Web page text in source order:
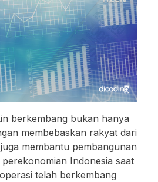
berkembang bukan hanya
membebaskan rakyat dari
membantu pembangunan
Indonesia saat
telah berkembang